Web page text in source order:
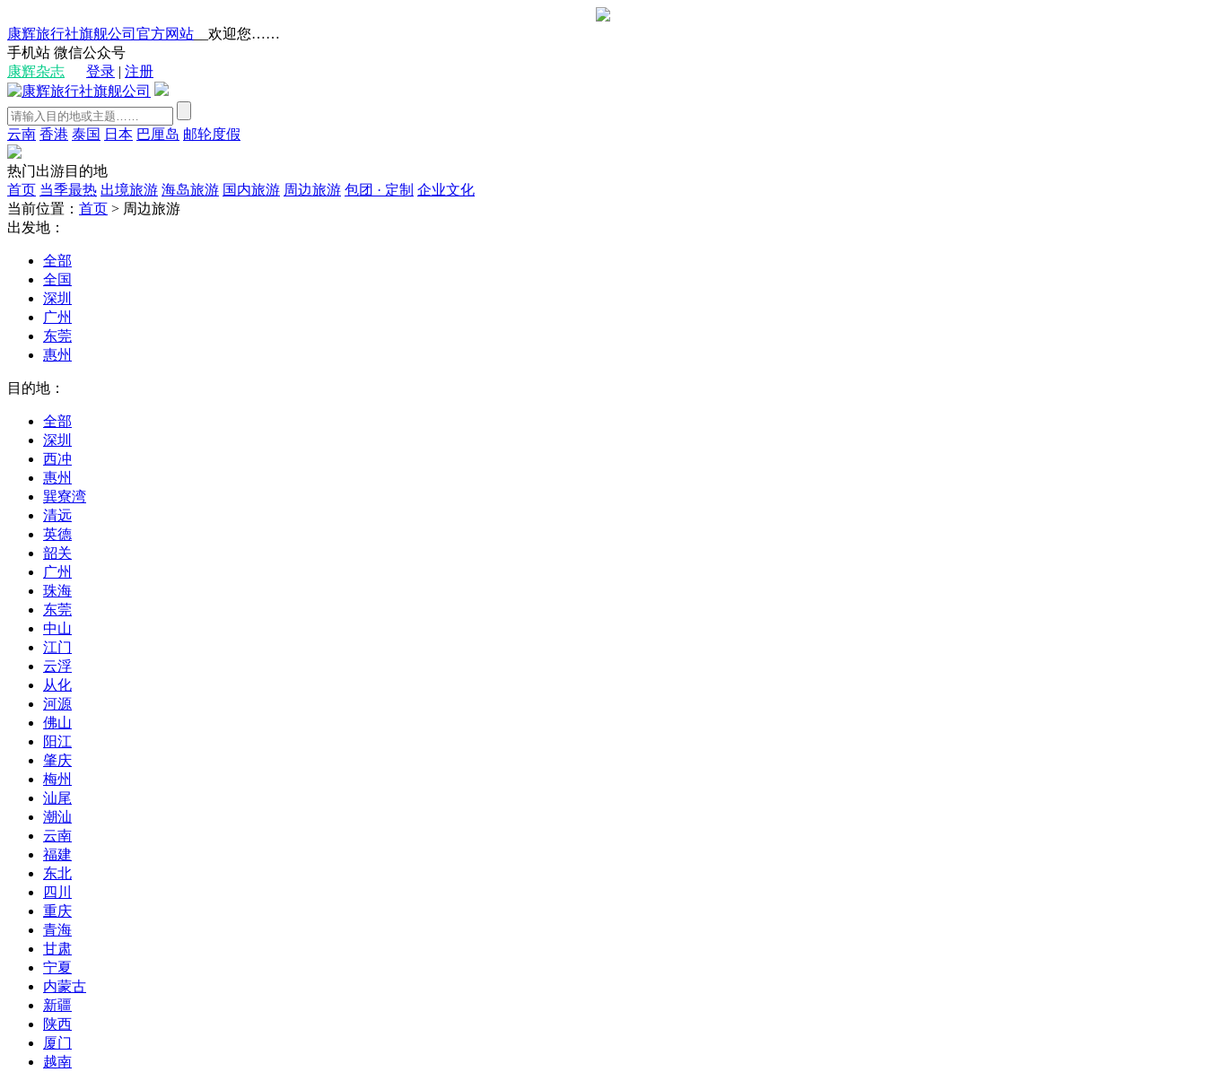
康辉旅行社旗舰公司官方网站 __欢迎您……
手机站 微信公众号
康辉杂志
登录 | 注册
云南 香港 泰国 日本 巴厘岛 邮轮度假
热门出游目的地
首页 当季最热 出境旅游 海岛旅游 国内旅游 周边旅游 包团 · 定制 企业文化
当前位置： 首页 > 周边旅游
出发地：
全部
全国
深圳
广州
东莞
惠州
目的地：
全部
深圳
西冲
惠州
巽寮湾
清远
英德
韶关
广州
珠海
东莞
中山
江门
云浮
从化
河源
佛山
阳江
肇庆
梅州
汕尾
潮汕
云南
福建
东北
四川
重庆
青海
甘肃
宁夏
内蒙古
新疆
陕西
厦门
越南